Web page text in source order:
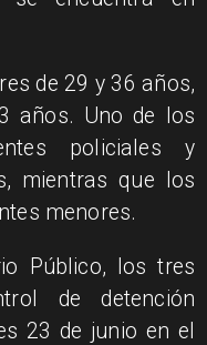
de 29 y 36 años,
años. Uno de los
policiales y
mientras que los
menores.
Público, los tres
de detención
23 de junio en el